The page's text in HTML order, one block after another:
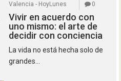
Valencia - HoyLunes
0
Vivir en acuerdo con
uno mismo: el arte de
decidir con conciencia
La vida no está hecha solo de
grandes...